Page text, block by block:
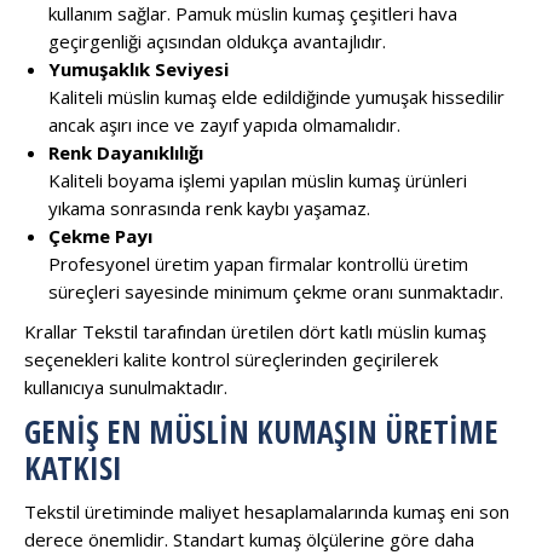
kullanım sağlar. Pamuk müslin kumaş çeşitleri hava
geçirgenliği açısından oldukça avantajlıdır.
Yumuşaklık Seviyesi
Kaliteli müslin kumaş elde edildiğinde yumuşak hissedilir
ancak aşırı ince ve zayıf yapıda olmamalıdır.
Renk Dayanıklılığı
Kaliteli boyama işlemi yapılan müslin kumaş ürünleri
yıkama sonrasında renk kaybı yaşamaz.
Çekme Payı
Profesyonel üretim yapan firmalar kontrollü üretim
süreçleri sayesinde minimum çekme oranı sunmaktadır.
Krallar Tekstil tarafından üretilen dört katlı müslin kumaş
seçenekleri kalite kontrol süreçlerinden geçirilerek
kullanıcıya sunulmaktadır.
GENIŞ EN MÜSLIN KUMAŞIN ÜRETIME
KATKISI
Tekstil üretiminde maliyet hesaplamalarında kumaş eni son
derece önemlidir. Standart kumaş ölçülerine göre daha